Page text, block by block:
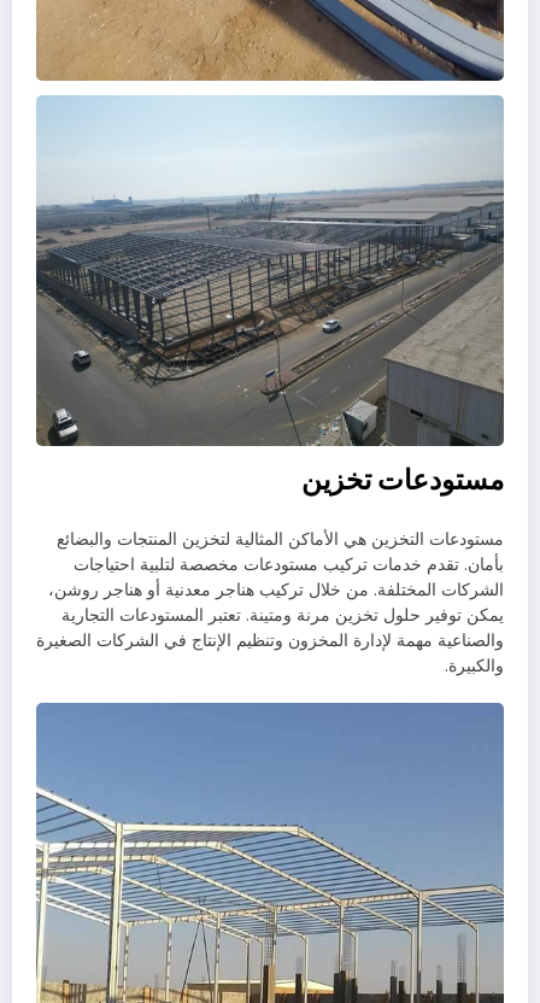
مستودعات تخزين
مستودعات التخزين هي الأماكن المثالية لتخزين المنتجات والبضائع
بأمان. تقدم خدمات تركيب مستودعات مخصصة لتلبية احتياجات
الشركات المختلفة. من خلال تركيب هناجر معدنية أو هناجر روشن،
يمكن توفير حلول تخزين مرنة ومتينة. تعتبر المستودعات التجارية
والصناعية مهمة لإدارة المخزون وتنظيم الإنتاج في الشركات الصغيرة
والكبيرة.